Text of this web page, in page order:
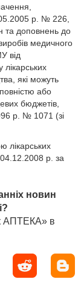
р. № 226,
та доповнень до
медичного
від
які можуть
або
бюджетів,
р. № 1071 (зі
лікарських
р. за
новин
АПТЕКА» в